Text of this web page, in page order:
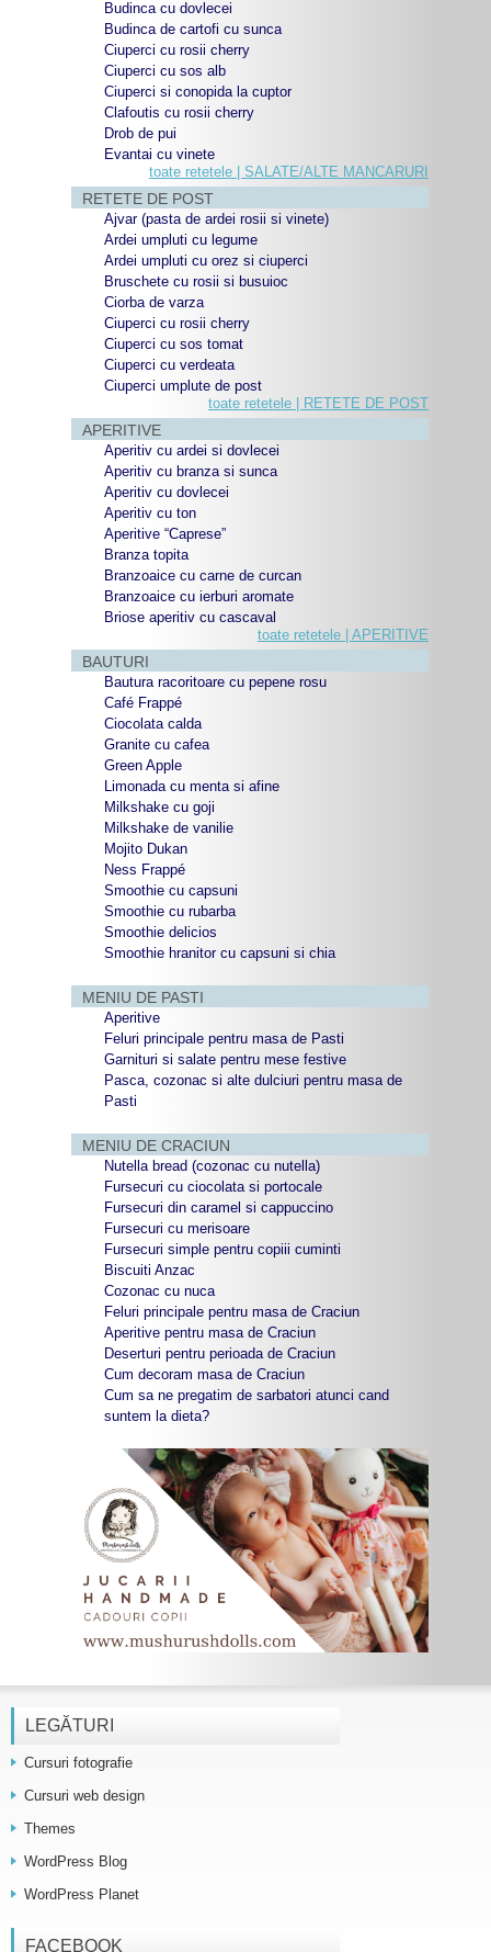
Budinca cu dovlecei
Budinca de cartofi cu sunca
Ciuperci cu rosii cherry
Ciuperci cu sos alb
Ciuperci si conopida la cuptor
Clafoutis cu rosii cherry
Drob de pui
Evantai cu vinete
toate retetele | SALATE/ALTE MANCARURI
RETETE DE POST
Ajvar (pasta de ardei rosii si vinete)
Ardei umpluti cu legume
Ardei umpluti cu orez si ciuperci
Bruschete cu rosii si busuioc
Ciorba de varza
Ciuperci cu rosii cherry
Ciuperci cu sos tomat
Ciuperci cu verdeata
Ciuperci umplute de post
toate retetele | RETETE DE POST
APERITIVE
Aperitiv cu ardei si dovlecei
Aperitiv cu branza si sunca
Aperitiv cu dovlecei
Aperitiv cu ton
Aperitive “Caprese”
Branza topita
Branzoaice cu carne de curcan
Branzoaice cu ierburi aromate
Briose aperitiv cu cascaval
toate retetele | APERITIVE
BAUTURI
Bautura racoritoare cu pepene rosu
Café Frappé
Ciocolata calda
Granite cu cafea
Green Apple
Limonada cu menta si afine
Milkshake cu goji
Milkshake de vanilie
Mojito Dukan
Ness Frappé
Smoothie cu capsuni
Smoothie cu rubarba
Smoothie delicios
Smoothie hranitor cu capsuni si chia
MENIU DE PASTI
Aperitive
Feluri principale pentru masa de Pasti
Garnituri si salate pentru mese festive
Pasca, cozonac si alte dulciuri pentru masa de
Pasti
MENIU DE CRACIUN
Nutella bread (cozonac cu nutella)
Fursecuri cu ciocolata si portocale
Fursecuri din caramel si cappuccino
Fursecuri cu merisoare
Fursecuri simple pentru copiii cuminti
Biscuiti Anzac
Cozonac cu nuca
Feluri principale pentru masa de Craciun
Aperitive pentru masa de Craciun
Deserturi pentru perioada de Craciun
Cum decoram masa de Craciun
Cum sa ne pregatim de sarbatori atunci cand
suntem la dieta?
LEGĂTURI
Cursuri fotografie
Cursuri web design
Themes
WordPress Blog
WordPress Planet
FACEBOOK